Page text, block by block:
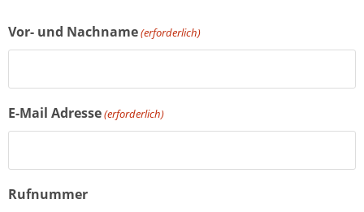
Vor- und Nachname(erforderlich)
E-Mail Adresse(erforderlich)
Rufnummer